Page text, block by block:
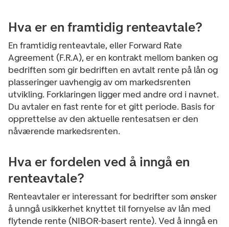
Hva er en framtidig renteavtale?
En framtidig renteavtale, eller Forward Rate
Agreement (F.R.A), er en kontrakt mellom banken og
bedriften som gir bedriften en avtalt rente på lån og
plasseringer uavhengig av om markedsrenten
utvikling. Forklaringen ligger med andre ord i navnet.
Du avtaler en fast rente for et gitt periode. Basis for
opprettelse av den aktuelle rentesatsen er den
nåværende markedsrenten.
Hva er fordelen ved å inngå en
renteavtale?
Renteavtaler er interessant for bedrifter som ønsker
å unngå usikkerhet knyttet til fornyelse av lån med
flytende rente (NIBOR-basert rente). Ved å inngå en